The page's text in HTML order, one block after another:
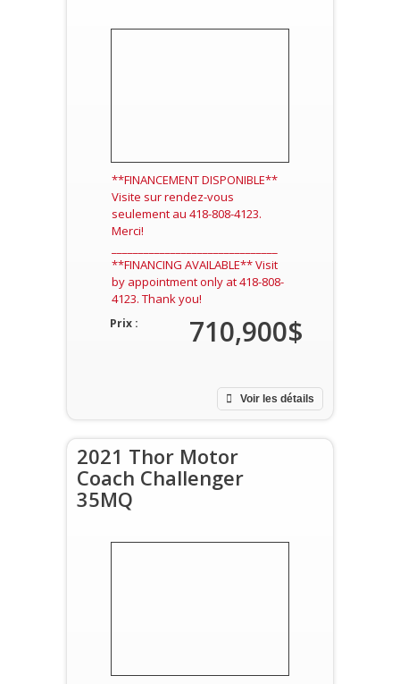
**FINANCEMENT DISPONIBLE**
Visite sur rendez-vous
seulement au 418-808-4123.
Merci!
**FINANCING AVAILABLE** Visit
by appointment only at 418-808-
4123. Thank you!
Voir les détails
Prix : 710,900$
2021 Thor Motor
Coach Challenger
35MQ